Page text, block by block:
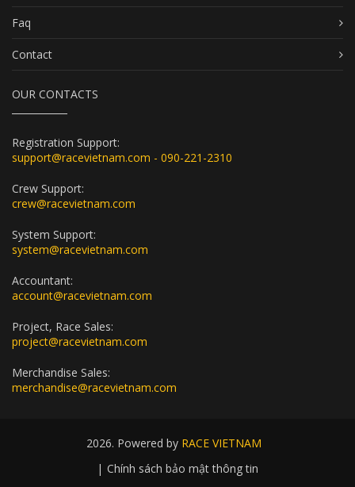
Faq
Contact
OUR CONTACTS
Registration Support:
support@racevietnam.com - 090-221-2310
Crew Support:
crew@racevietnam.com
System Support:
system@racevietnam.com
Accountant:
account@racevietnam.com
Project, Race Sales:
project@racevietnam.com
Merchandise Sales:
merchandise@racevietnam.com
2026. Powered by RACE VIETNAM
| Chính sách bảo mật thông tin